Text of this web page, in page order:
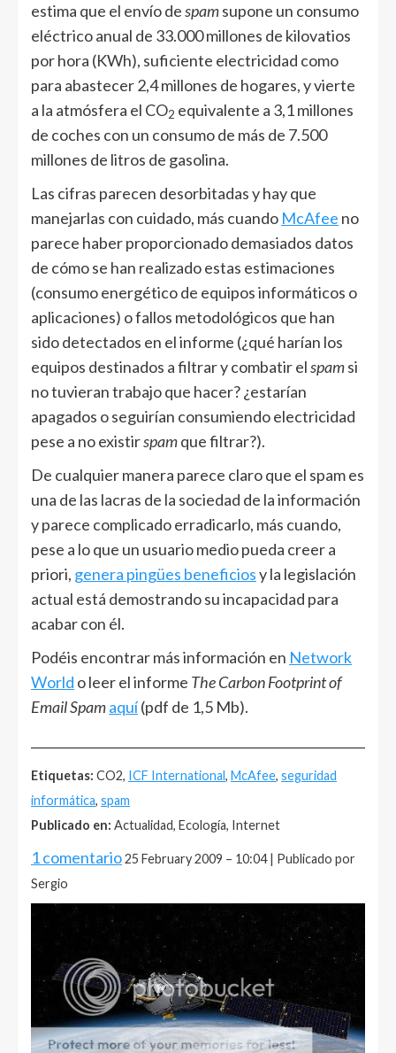
estima que el envío despamsupone un consumo
eléctrico anual de 33.000 millones de kilovatios
por hora (KWh), suficiente electricidad como
para abastecer 2,4 millones de hogares, y vierte
a la atmósfera el CO2 equivalente a 3,1 millones
de coches con un consumo de más de 7.500
millones de litros de gasolina.
Las cifras parecen desorbitadas y hay que
manejarlas con cuidado, más cuando McAfee no
parece haber proporcionado demasiados datos
de cómo se han realizado estas estimaciones
(consumo energético de equipos informáticos o
aplicaciones) o fallos metodológicos que han
sido detectados en el informe (¿qué harían los
equipos destinados a filtrar y combatir elspamsi
no tuvieran trabajo que hacer? ¿estarían
apagados o seguirían consumiendo electricidad
pese a no existirspamque filtrar?).
De cualquier manera parece claro que el spam es
una de las lacras de la sociedad de la información
y parece complicado erradicarlo, más cuando,
pese a lo que un usuario medio pueda creer a
priori, genera pingües beneficiosy la legislación
actual está demostrando su incapacidad para
acabar con él.
Podéis encontrar más información en Network
World o leer el informe The Carbon Footprint of
Email Spamaquí(pdf de 1,5 Mb).
Etiquetas: CO2, ICF International, McAfee, seguridad
informática, spam
Publicado en: Actualidad, Ecología, Internet
1 comentario25 February 2009 – 10:04 | Publicado por
Sergio